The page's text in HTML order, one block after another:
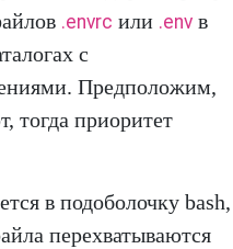
.envrc или .env в
с
Предположим,
тогда приоритет
в подоболочку bash,
перехватываются